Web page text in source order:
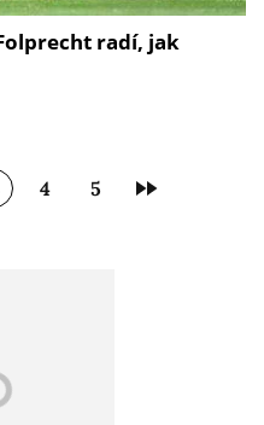
radí, jak
4 5